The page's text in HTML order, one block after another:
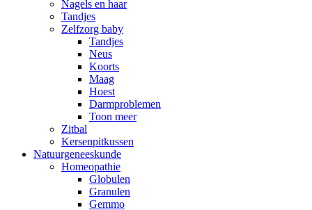
Nagels en haar
Tandjes
Zelfzorg baby
Tandjes
Neus
Koorts
Maag
Hoest
Darmproblemen
Toon meer
Zitbal
Kersenpitkussen
Natuurgeneeskunde
Homeopathie
Globulen
Granulen
Gemmo